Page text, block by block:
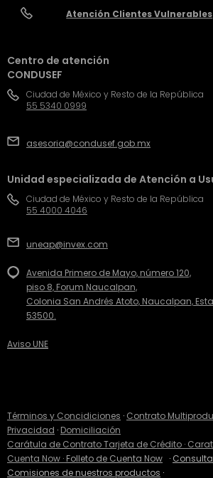
Atención Clientes Vulnerables
Centro de atención
CONDUSEF
Ciudad de México y Resto de la República
55 5340 0999
asesoria@condusef.gob.mx
Unidad especializada de Atención a
Ciudad de México y Resto de la República
55 4000 4046
uneap@invex.com
Avenida Primero de Mayo, número 120,
piso 8, Forum Naucalpan,
Colonia San Andrés Atoto, Naucalpan,
53500.
Aviso UNE
Términos y Concidiciones · Contrato
Privacidad · Domiciliación
Carátula de Contrato Tarjeta de Crédito ·
Cuenta Now · Folleto de Cuenta Now ·
Comisiones de nuestros productos ·